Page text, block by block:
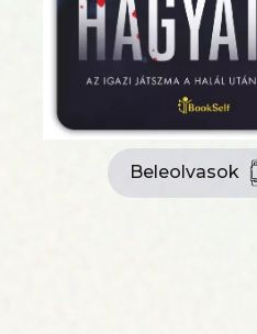
Beleolvasok